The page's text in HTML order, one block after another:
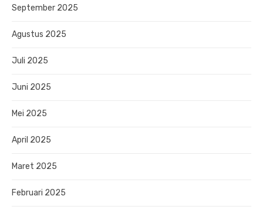
September 2025
Agustus 2025
Juli 2025
Juni 2025
Mei 2025
April 2025
Maret 2025
Februari 2025